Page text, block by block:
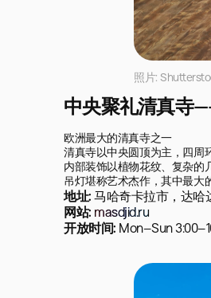
照片:
中央聚礼清真寺
欧洲最大的清真寺之一
清真寺以中央圆顶为主，四周
内部装饰以植物花纹、复杂的
吊灯堪称艺术杰作，其中最大
地址:马哈奇卡拉市，达哈
网站: masdjid.ru
开放时间: Mon–Sun